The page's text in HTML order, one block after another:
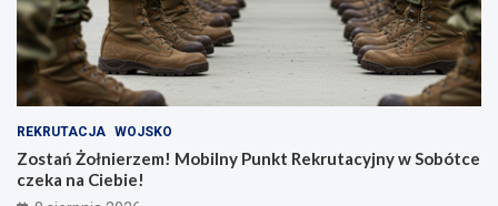
REKRUTACJA WOJSKO
Zostań Żołnierzem! Mobilny Punkt Rekrutacyjny w Sobótce
czeka na Ciebie!